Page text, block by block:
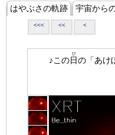
はやぶさの軌跡 宇宙から
<<< << <
♪この日
ひ
の「あけ